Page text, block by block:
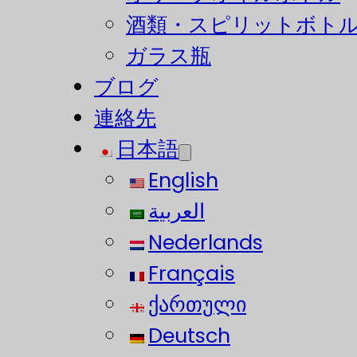
酒類・スピリットボト
ガラス瓶
ブログ
連絡先
日本語
English
العربية
Nederlands
Français
ქართული
Deutsch